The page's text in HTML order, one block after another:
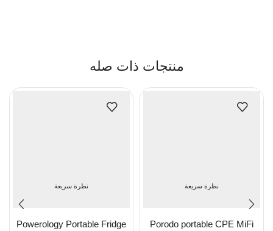
منتجات ذات صله
نظرة سريعة
Porodo portable CPE MiFi
نظرة سريعة
Powerology Portable Fridge